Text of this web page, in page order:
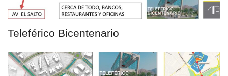
Teleférico Bicentenario